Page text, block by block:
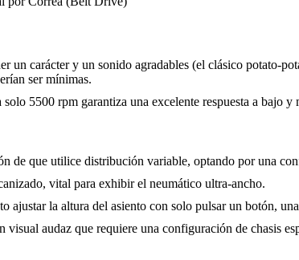
un carácter y un sonido agradables (el clásico potato-
ser mínimas.
5500 rpm garantiza una excelente respuesta a bajo
de que utilice distribución variable, optando por una
vital para exhibir el neumático ultra-ancho.
ajustar la altura del asiento con solo pulsar un botón,
visual audaz que requiere una configuración de chasis